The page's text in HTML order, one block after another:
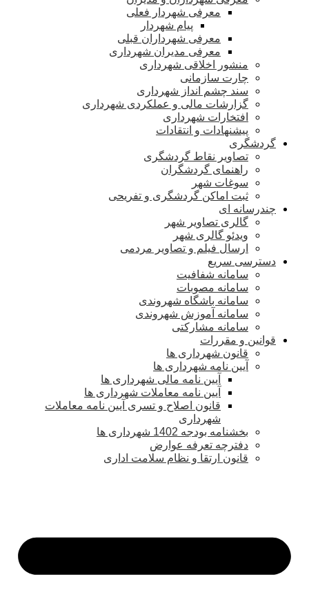
معرفی شهردار فعلی
پیام شهردار
معرفی شهرداران قبلی
معرفی مدیران شهرداری
منشور اخلاقی شهرداری
چارت سازمانی
سند چشم انداز شهرداری
گزارشات مالی و عملکردی شهرداری
افتخارات شهرداری
پیشنهادات و انتقادات
گردشگری
تصاویر نقاط گردشگری
راهنمای گردشگران
سوغات شهر
ثبت اماکن گردشگری و تفریحی
چندرسانه ای
گالری تصاویر شهر
ویدئو گالری شهر
ارسال فیلم و تصاویر مردمی
دسترسی سریع
سامانه شفافیت
سامانه مصوبات
سامانه باشگاه شهروندی
سامانه آموزش شهروندی
سامانه مشارکتی
قوانین و مقررات
قانون شهرداری ها
آیین نامه شهرداری ها
آیین نامه مالی شهرداری ها
آیین نامه معاملات شهرداری ها
قانون اصلاح و تسری آیین نامه معاملات
شهرداری
بخشنامه بودجه 1402 شهرداری ها
دفترچه تعرفه عوارض
قانون ارتقا و نظام سلامت اداری